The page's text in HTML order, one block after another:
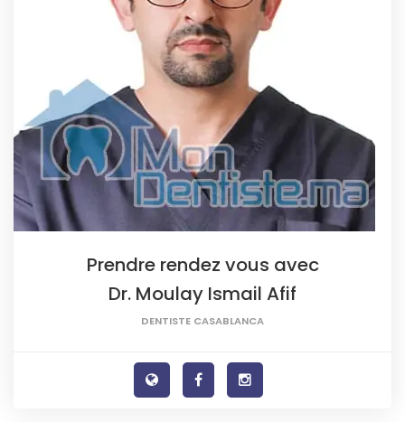
Prendre rendez vous avec
Dr. Moulay Ismail Afif
DENTISTE CASABLANCA